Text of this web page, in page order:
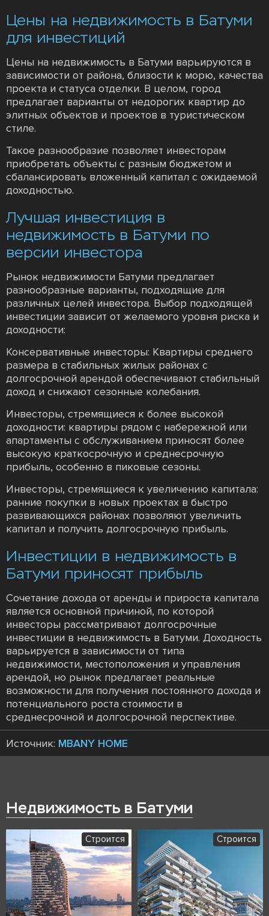
Цены на недвижимость в Батуми
для инвестиций
Цены на недвижимость в Батуми варьируются в
зависимости от района, близости к морю, качества
проекта и статуса отделки. В целом, город
предлагает варианты от недорогих квартир до
элитных объектов и проектов в туристическом
стиле.
Такое разнообразие позволяет инвесторам
приобретать объекты с разным бюджетом и
сбалансировать вложенный капитал с ожидаемой
доходностью.
Лучшая инвестиция в
недвижимость в Батуми по
версии инвестора
Рынок недвижимости Батуми предлагает
разнообразные варианты, подходящие для
различных целей инвестора. Выбор подходящей
инвестиции зависит от желаемого уровня риска и
доходности:
Консервативные инвесторы: Квартиры среднего
размера в стабильных жилых районах с
долгосрочной арендой обеспечивают стабильный
доход и снижают сезонные колебания.
Инвесторы, стремящиеся к более высокой
доходности: квартиры рядом с набережной или
апартаменты с обслуживанием приносят более
высокую краткосрочную и среднесрочную
прибыль, особенно в пиковые сезоны.
Инвесторы, стремящиеся к увеличению капитала:
ранние покупки в новых проектах в быстро
развивающихся районах позволяют увеличить
капитал и получить долгосрочную прибыль.
Инвестиции в недвижимость в
Батуми приносят прибыль
Сочетание дохода от аренды и прироста капитала
является основной причиной, по которой
инвесторы рассматривают долгосрочные
инвестиции в недвижимость в Батуми. Доходность
варьируется в зависимости от типа
недвижимости, местоположения и управления
арендой, но рынок предлагает реальные
возможности для получения постоянного дохода и
потенциального роста стоимости в
среднесрочной и долгосрочной перспективе.
Источник: MBANY HOME
Недвижимость в Батуми
Строится Строится